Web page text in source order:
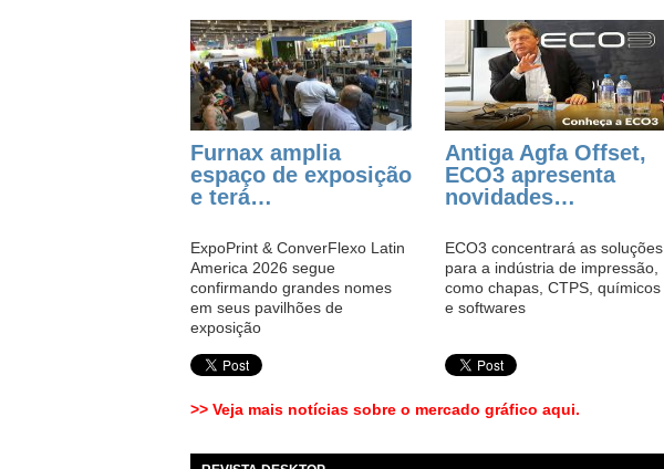
Furnax amplia
espaço de exposição
e terá…
ExpoPrint & ConverFlexo Latin
America 2026 segue
confirmando grandes nomes
em seus pavilhões de
exposição
Antiga Agfa Offset,
ECO3 apresenta
novidades…
ECO3 concentrará as soluções
para a indústria de impressão,
como chapas, CTPS, químicos
e softwares
>> Veja mais notícias sobre o mercado gráfico aqui.